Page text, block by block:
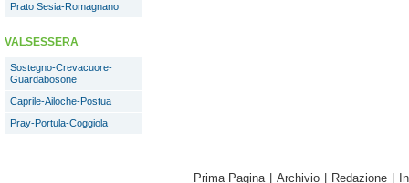
Prato Sesia-Romagnano
VALSESSERA
Sostegno-Crevacuore-
Guardabosone
Caprile-Ailoche-Postua
Pray-Portula-Coggiola
Prima Pagina Archivio Redazione